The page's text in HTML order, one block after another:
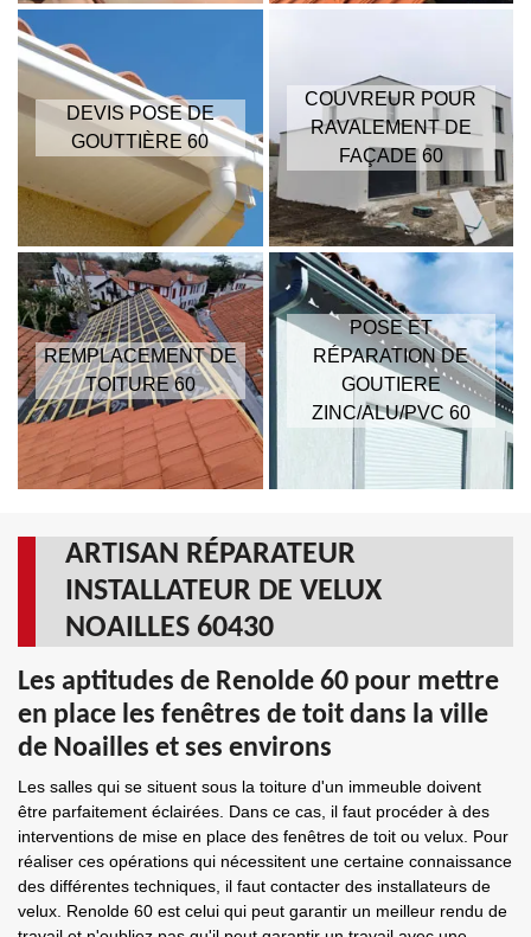
DEVIS POSE DE
GOUTTIÈRE 60
COUVREUR POUR
RAVALEMENT DE
FAÇADE 60
REMPLACEMENT DE
TOITURE 60
POSE ET
RÉPARATION DE
GOUTIERE
ZINC/ALU/PVC 60
ARTISAN RÉPARATEUR
INSTALLATEUR DE VELUX
NOAILLES 60430
Les aptitudes de Renolde 60 pour mettre
en place les fenêtres de toit dans la ville
de Noailles et ses environs
Les salles qui se situent sous la toiture d'un immeuble doivent
être parfaitement éclairées. Dans ce cas, il faut procéder à des
interventions de mise en place des fenêtres de toit ou velux. Pour
réaliser ces opérations qui nécessitent une certaine connaissance
des différentes techniques, il faut contacter des installateurs de
velux. Renolde 60 est celui qui peut garantir un meilleur rendu de